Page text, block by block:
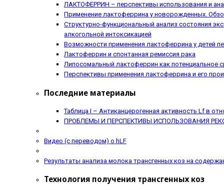
ЛАКТОФЕРРИН – перспективы использования и
Применение лактоферрина у новорожденных.
Структурно-функциональный анализ состояния
алкогольной интоксикацией
Возможности применения лактоферрина у детей
Лактоферрин и спонтанная ремиссия рака
Липосомальный лактоферрин как потенциальное
Перспективы применения лактоферрина и его
Последние материалы
Таблица I – Антиканцерогенная активность Lf в
ПРОБЛЕМЫ И ПЕРСПЕКТИВЫ ИСПОЛЬЗОВАНИЯ
Видео (с переводом) о hLF
Результаты анализа молока трансгенных коз на
Технология получения трансгенных коз